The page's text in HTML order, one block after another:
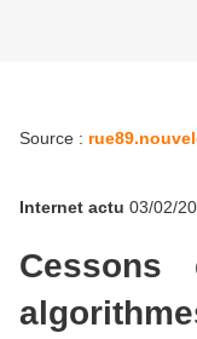
Source :
Internet actu 03/02/
Cessons